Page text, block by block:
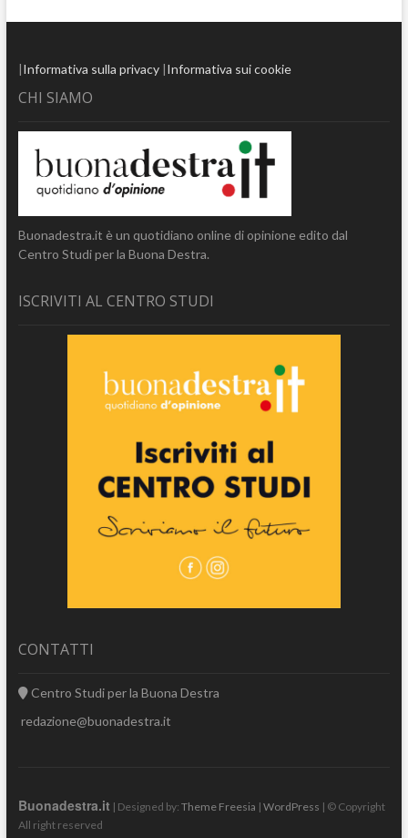
|Informativa sulla privacy|Informativa sui cookie
CHI SIAMO
Buonadestra.it è un quotidiano online di opinione edito dal
Centro Studi per la Buona Destra.
ISCRIVITI AL CENTRO STUDI
CONTATTI
Centro Studi per la Buona Destra
redazione@buonadestra.it
Buonadestra.it | Designed by: Theme Freesia | WordPress | © Copyright
All right reserved